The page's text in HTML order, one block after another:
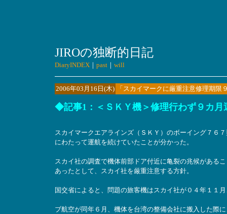
JIROの独断的日記
DiaryINDEX｜ past｜ will
2006年03月16日(木) 「スカイマークに厳重注意修理期
◆記事1：＜ＳＫＹ機＞修理行わず９カ
スカイマークエアラインズ（ＳＫＹ）のボーイング７６
にわたって運航を続けていたことが分かった。
スカイ社の調査で機体前部ドア付近に亀裂の兆候がある
あったとして、スカイ社を厳重注意する方針。
国交省によると、問題の旅客機はスカイ社が０４年１１
ブ航空が同年６月、機体を台湾の整備会社に搬入した際